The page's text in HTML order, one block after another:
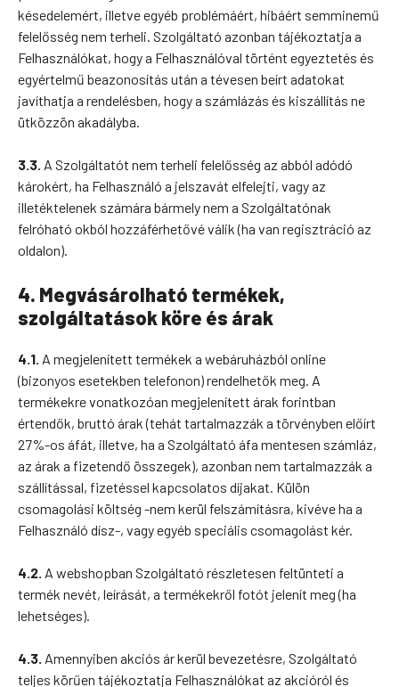
késedelemért, illetve egyéb problémáért, hibáért semminemű
felelősség nem terheli. Szolgáltató azonban tájékoztatja a
Felhasználókat, hogy a Felhasználóval történt egyeztetés és
egyértelmű beazonosítás után a tévesen beírt adatokat
javíthatja a rendelésben, hogy a számlázás és kiszállítás ne
ütközzön akadályba.
3.3. A Szolgáltatót nem terheli felelősség az abból adódó
károkért, ha Felhasználó a jelszavát elfelejti, vagy az
illetéktelenek számára bármely nem a Szolgáltatónak
felróható okból hozzáférhetővé válik (ha van regisztráció az
oldalon).
4. Megvásárolható termékek,
szolgáltatások köre és árak
4.1. A megjelenített termékek a webáruházból online
(bizonyos esetekben telefonon) rendelhetők meg. A
termékekre vonatkozóan megjelenített árak forintban
értendők, bruttó árak (tehát tartalmazzák a törvényben előírt
27%-os áfát, illetve, ha a Szolgáltató áfa mentesen számláz,
az árak a fizetendő összegek), azonban nem tartalmazzák a
szállítással, fizetéssel kapcsolatos díjakat. Külön
csomagolási költség -nem kerül felszámításra, kivéve ha a
Felhasználó dísz-, vagy egyéb speciális csomagolást kér.
4.2. A webshopban Szolgáltató részletesen feltünteti a
termék nevét, leírását, a termékekről fotót jelenít meg (ha
lehetséges).
4.3. Amennyiben akciós ár kerül bevezetésre, Szolgáltató
teljes körűen tájékoztatja Felhasználókat az akcióról és